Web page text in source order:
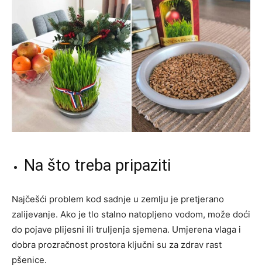
Na što treba pripaziti
Najčešći problem kod sadnje u zemlju je pretjerano
zalijevanje. Ako je tlo stalno natopljeno vodom, može doći
do pojave plijesni ili truljenja sjemena. Umjerena vlaga i
dobra prozračnost prostora ključni su za zdrav rast
pšenice.